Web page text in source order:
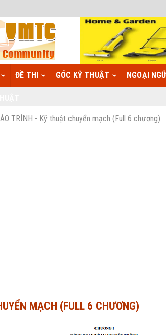
ĐỀ THI GÓC KỸ THUẬT NGOẠI NGỮ
TRÌNH - Kỹ thuật chuyển mạch (Full 6 chương)
MẠCH (FULL 6 CHƯƠNG)